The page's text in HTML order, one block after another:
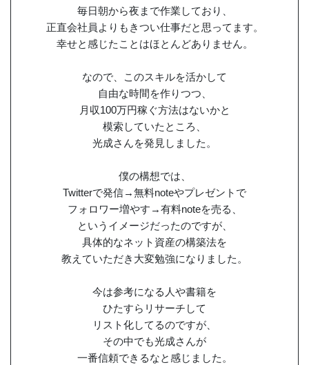
毎日朝から夜まで作業しており、
正直会社員よりもきつい仕事だと思ってます。
幸せと感じたことはほとんどありません。
なので、このスキルを活かして
自由な時間を作りつつ、
月収100万円稼ぐ方法はないかと
模索していたところ、
光成さんを発見しました。
僕の構想では、
Twitterで発信→無料noteやプレゼントで
フォロワー増やす→有料noteを売る、
というイメージだったのですが、
具体的なネット資産の構築法を
教えていただき大変勉強になりました。
今は参考になる人や書籍を
ひたすらリサーチして
リスト化してるのですが、
その中でも光成さんが
一番信頼できるなと感じました。